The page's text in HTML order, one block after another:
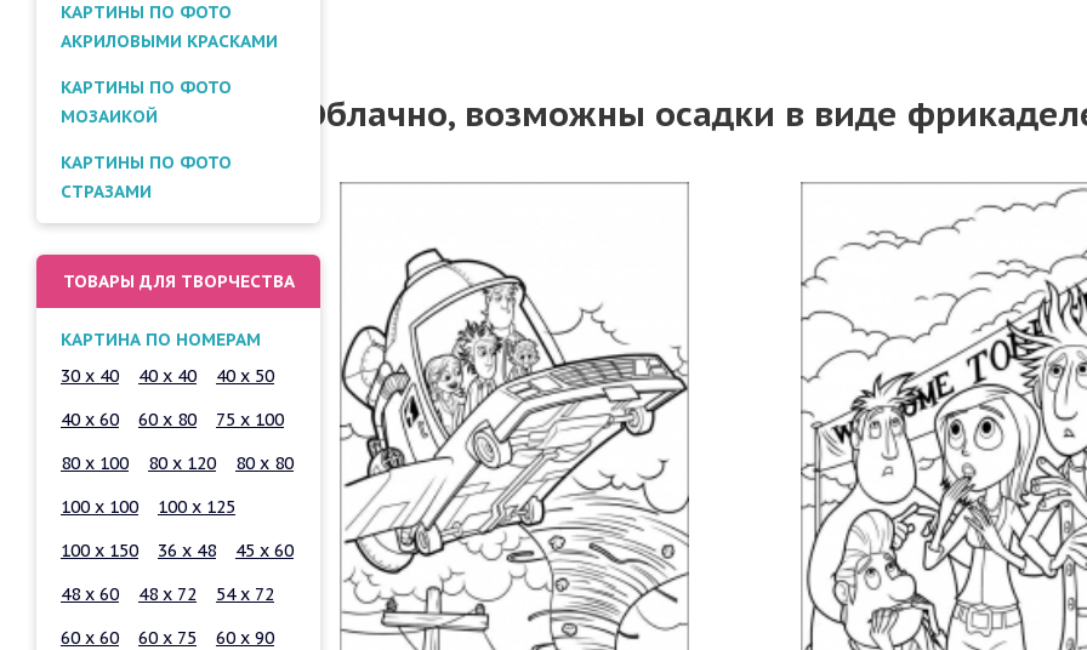
Облачно, возможны осадки в виде
КАРТИНЫ ПО ФОТО
АКРИЛОВЫМИ КРАСКАМИ
КАРТИНЫ ПО ФОТО
МОЗАИКОЙ
КАРТИНЫ ПО ФОТО
СТРАЗАМИ
ТОВАРЫ ДЛЯ ТВОРЧЕСТВА
КАРТИНА ПО НОМЕРАМ
30 x 40
40 x 40
40 x 50
40 x 60
60 x 80
75 x 100
80 x 100
80 x 120
80 x 80
100 x 100
100 x 125
100 x 150
36 x 48
45 x 60
48 x 60
48 x 72
54 x 72
60 x 60
60 x 75 60 x 90